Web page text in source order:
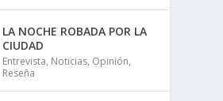
LA NOCHE ROBADA POR LA
CIUDAD
Entrevista, Noticias, Opinión,
Reseña